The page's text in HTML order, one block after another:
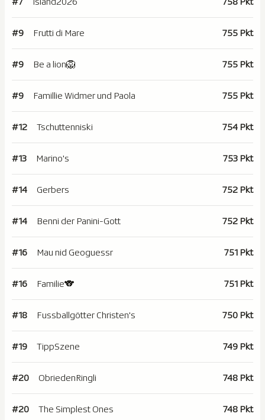
#9 Frutti di Mare 755 Pkt
#9 Be a lion🦁 755 Pkt
#9 Famillie Widmer und Paola 755 Pkt
#12 Tschuttenniski 754 Pkt
#13 Marino's 753 Pkt
#14 Gerbers 752 Pkt
#14 Benni der Panini-Gott 752 Pkt
#16 Mau nid Geoguessr 751 Pkt
#16 Familie🐨 751 Pkt
#18 Fussballgötter Christen's 750 Pkt
#19 TippSzene 749 Pkt
#20 ObriedenRingli 748 Pkt
#20 The Simplest Ones 748 Pkt